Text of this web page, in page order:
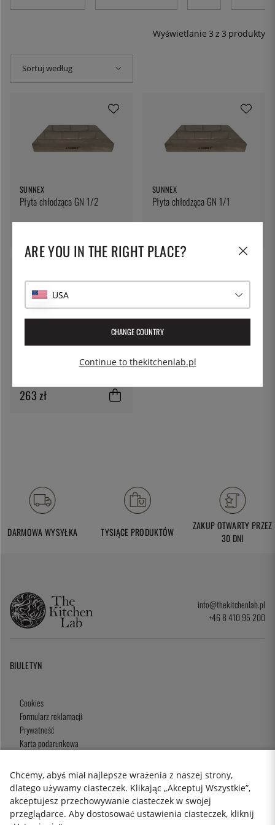
powierzchni tacek chłodzących. Powierzchnia nierdzewna
ściereczką bez utraty właściwości chłodzących.
Wyświetlanie 3 z 3 produkty
Sortuj według
SUNNEX
Płyta chłodząca GN 1/2
SUNNEX
Płyta chłodząca GN 1/1
Płyta chłodząca GN 1/3
263 zł
DARMOWA WYSYŁKA TYSIĄCE PRODUKTÓW
ZAKUP OTWARTY PRZEZ
30 DNI
info@thekitchenlab.pl
+46 8 410 95 200
BIULETYN
Cookies
Formularz reklamacji
Prywatność
Karta podarunkowa
2026 KitchenLab AB
Chcemy, abyś miał najlepsze wrażenia z naszej strony,
dlatego używamy ciasteczek. Klikając „Akceptuj Wszystkie”,
akceptujesz przechowywanie ciasteczek w swojej
przeglądarce. Aby dostosować ustawienia ciasteczek, kliknij
ARE YOU IN THE RIGHT PLACE?
USA
CHANGE COUNTRY
Continue to thekitchenlab.pl